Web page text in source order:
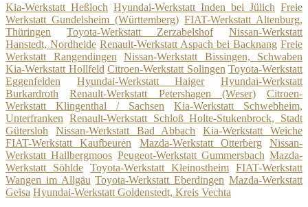
Kia-Werkstatt Heßloch Hyundai-Werkstatt Inden bei Jülich Freie
Werkstatt Gundelsheim (Württemberg) FIAT-Werkstatt Altenburg,
Thüringen
Toyota-Werkstatt Zerzabelshof
Nissan-Werkstatt
Hanstedt, Nordheide Renault-Werkstatt Aspach bei Backnang Freie
Werkstatt Rangendingen
Nissan-Werkstatt Bissingen, Schwaben
Kia-Werkstatt Hollfeld Citroen-Werkstatt Solingen Toyota-Werkstatt
Eggenfelden
Hyundai-Werkstatt Haiger
Hyundai-Werkstatt
Burkardroth
Renault-Werkstatt Petershagen (Weser)
Citroen-
Werkstatt Klingenthal / Sachsen
Kia-Werkstatt Schwebheim,
Unterfranken Renault-Werkstatt Schloß Holte-Stukenbrock, Stadt
Gütersloh
Nissan-Werkstatt Bad Abbach
Kia-Werkstatt Weiche
FIAT-Werkstatt Kaufbeuren
Mazda-Werkstatt Otterberg
Nissan-
Werkstatt Hallbergmoos Peugeot-Werkstatt Gummersbach Mazda-
Werkstatt Söhlde Toyota-Werkstatt Kleinostheim FIAT-Werkstatt
Wangen im Allgäu Toyota-Werkstatt Eberdingen Mazda-Werkstatt
Geisa Hyundai-Werkstatt Goldenstedt, Kreis Vechta